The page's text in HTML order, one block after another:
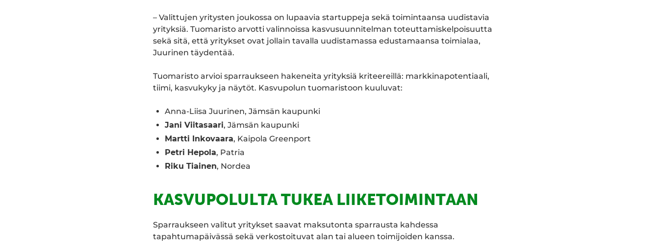
– Valittujen yritysten joukossa on lupaavia startuppeja sekä toimintaansa uudistavia
yrityksiä. Tuomaristo arvotti valinnoissa kasvusuunnitelman toteuttamiskelpoisuutta
sekä sitä, että yritykset ovat jollain tavalla uudistamassa edustamaansa toimialaa,
Juurinen täydentää.
Tuomaristo arvioi sparraukseen hakeneita yrityksiä kriteereillä: markkinapotentiaali,
tiimi, kasvukyky ja näytöt. Kasvupolun tuomaristoon kuuluvat:
Anna-Liisa Juurinen, Jämsän kaupunki
Jani Viitasaari, Jämsän kaupunki
Martti Inkovaara, Kaipola Greenport
Petri Hepola, Patria
Riku Tiainen, Nordea
KASVUPOLULTA TUKEA LIIKETOIMINTAAN
Sparraukseen valitut yritykset saavat maksutonta sparrausta kahdessa
tapahtumapäivässä sekä verkostoituvat alan tai alueen toimijoiden kanssa.